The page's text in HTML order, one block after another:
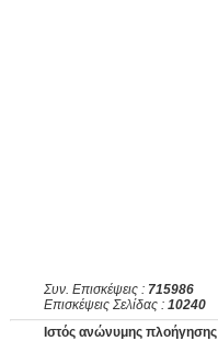
Συν. Επισκέψεις : 715986
Επισκέψεις Σελίδας : 10240
Ιστός ανώνυμης πλοήγησης